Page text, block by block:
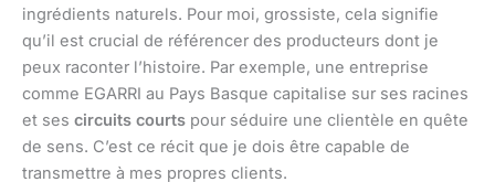
ingrédients naturels. Pour moi, grossiste, cela signifie
qu’il est crucial de référencer des producteurs dont je
peux raconter l’histoire. Par exemple, une entreprise
comme EGARRI au Pays Basque capitalise sur ses racines
et ses circuits courts pour séduire une clientèle en quête
de sens. C’est ce récit que je dois être capable de
transmettre à mes propres clients.